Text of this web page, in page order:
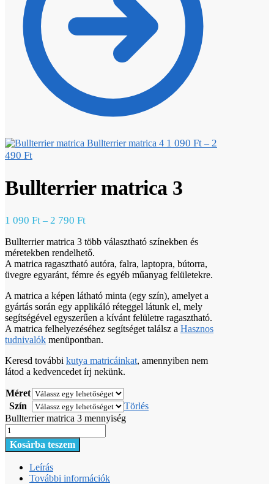
Bullterrier matrica 4 1 090 Ft – 2
490 Ft
Bullterrier matrica 3
1 090 Ft – 2 790 Ft
Bullterrier matrica 3 több választható színekben és
méretekben rendelhető.
A matrica ragasztható autóra, falra, laptopra, bútorra,
üvegre egyaránt, fémre és egyéb műanyag felületekre.
A matrica a képen látható minta (egy szín), amelyet a
gyártás során egy applikáló réteggel látunk el, mely
segítségével egyszerűen a kívánt felületre ragasztható.
A matrica felhelyezéséhez segítséget találsz a Hasznos
tudnivalók menüpontban.
Keresd további kutya matricáinkat, amennyiben nem
látod a kedvencedet írj nekünk.
Méret
Szín
Törlés
Bullterrier matrica 3 mennyiség
Kosárba teszem
Leírás
További információk